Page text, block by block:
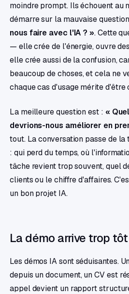
moindre prompt. Ils échouent au
démarre sur la mauvaise
nous faire avec l'IA ? ». Cette
— elle crée de l'énergie, ouvre
elle crée aussi de la confusion,
beaucoup de choses, et cela ne
chaque cas d'usage mérite d'être
La meilleure question est : «
devrions-nous améliorer en
tout. La conversation passe de
: qui perd du temps, où
tâche revient trop souvent, quel
clients ou le chiffre d'affaires.
un bon projet IA.
La démo arrive trop tôt
Les démos IA sont séduisantes.
depuis un document, un CV est
appel devient un rapport